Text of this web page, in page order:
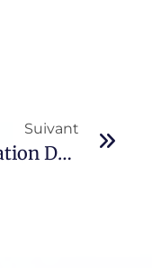
Suivant
La Citation Du Jour – 793 / Bernadette Soubirous